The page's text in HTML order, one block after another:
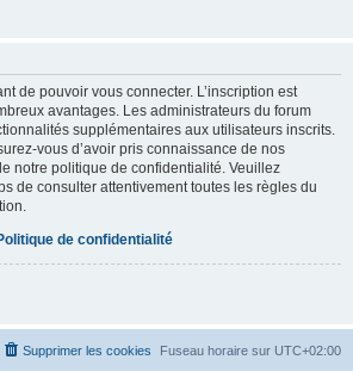
de pouvoir vous connecter. L’inscription est
avantages. Les administrateurs du forum
supplémentaires aux utilisateurs inscrits.
vous d’avoir pris connaissance de nos
notre politique de confidentialité. Veuillez
de consulter attentivement toutes les règles du
de confidentialité
Fuseau horaire sur UTC+02:00
Supprimer les cookies